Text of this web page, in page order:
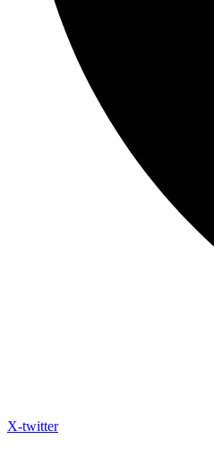
X-twitter